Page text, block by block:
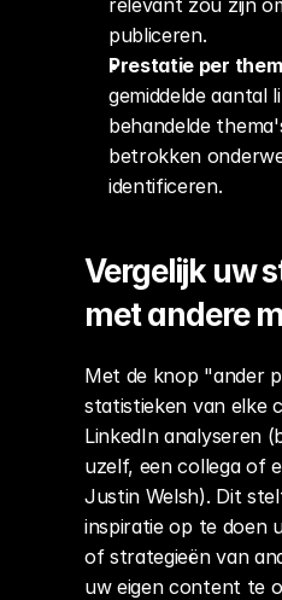
relevant zou zijn
publiceren.
Prestatie per
gemiddelde aantal
behandelde
betrokken
identificeren.
Vergelijk uw
met andere
Met de knop "ander
statistieken van elke
LinkedIn analyseren
uzelf, een collega of
Justin Welsh). Dit
inspiratie op te doen
of strategieën van
uw eigen content te